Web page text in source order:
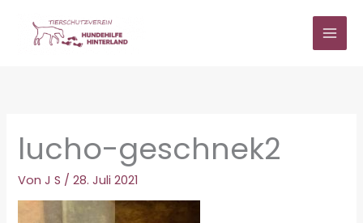
springen
lucho-geschnek2
VonJ S /28. Juli 2021